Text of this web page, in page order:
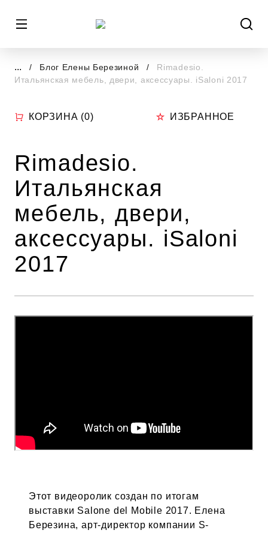
... Блог Елены Березиной
Rimadesio.
Итальянская мебель, двери, аксессуары. iSaloni 2017
КОРЗИНА (0) ИЗБРАННОЕ
Rimadesio.
Итальянская
мебель, двери,
аксессуары. iSaloni
2017
Этот видеоролик создан по итогам
выставки Salone del Mobile 2017. Елена
Березина, арт-директор компании S-